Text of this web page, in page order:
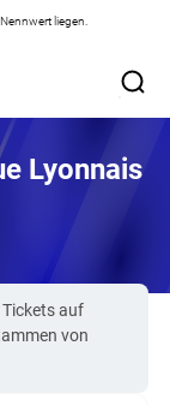
liegen.
Lyonnais
Tickets auf
von